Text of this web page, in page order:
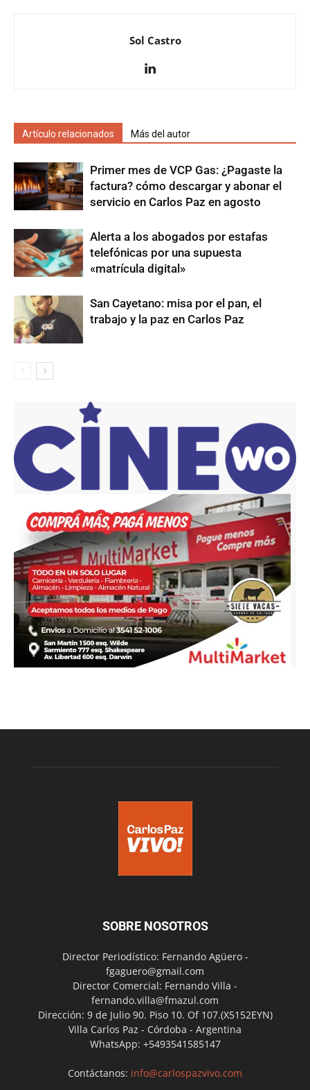
Sol Castro
Artículo relacionados Más del autor
Primer mes de VCP Gas: ¿Pagaste la
factura? cómo descargar y abonar el
servicio en Carlos Paz en agosto
Alerta a los abogados por estafas
telefónicas por una supuesta
«matrícula digital»
San Cayetano: misa por el pan, el
trabajo y la paz en Carlos Paz
SOBRE NOSOTROS
Director Periodístico: Fernando Agüero -
fgaguero@gmail.com
Director Comercial: Fernando Villa -
fernando.villa@fmazul.com
Dirección: 9 de Julio 90. Piso 10. Of 107.(X5152EYN)
Villa Carlos Paz - Córdoba - Argentina
WhatsApp: +5493541585147
Contáctanos: info@carlospazvivo.com